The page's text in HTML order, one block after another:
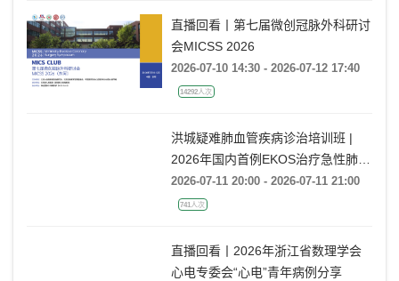
直播回看丨第七届微创冠脉外科研讨
会MICSS 2026
2026-07-10 14:30 - 2026-07-12 17:40
14292人次
洪城疑难肺血管疾病诊治培训班 |
2026年国内首例EKOS治疗急性肺栓
塞经验分享
2026-07-11 20:00 - 2026-07-11 21:00
741人次
直播回看丨2026年浙江省数理学会
心电专委会“心电”青年病例分享